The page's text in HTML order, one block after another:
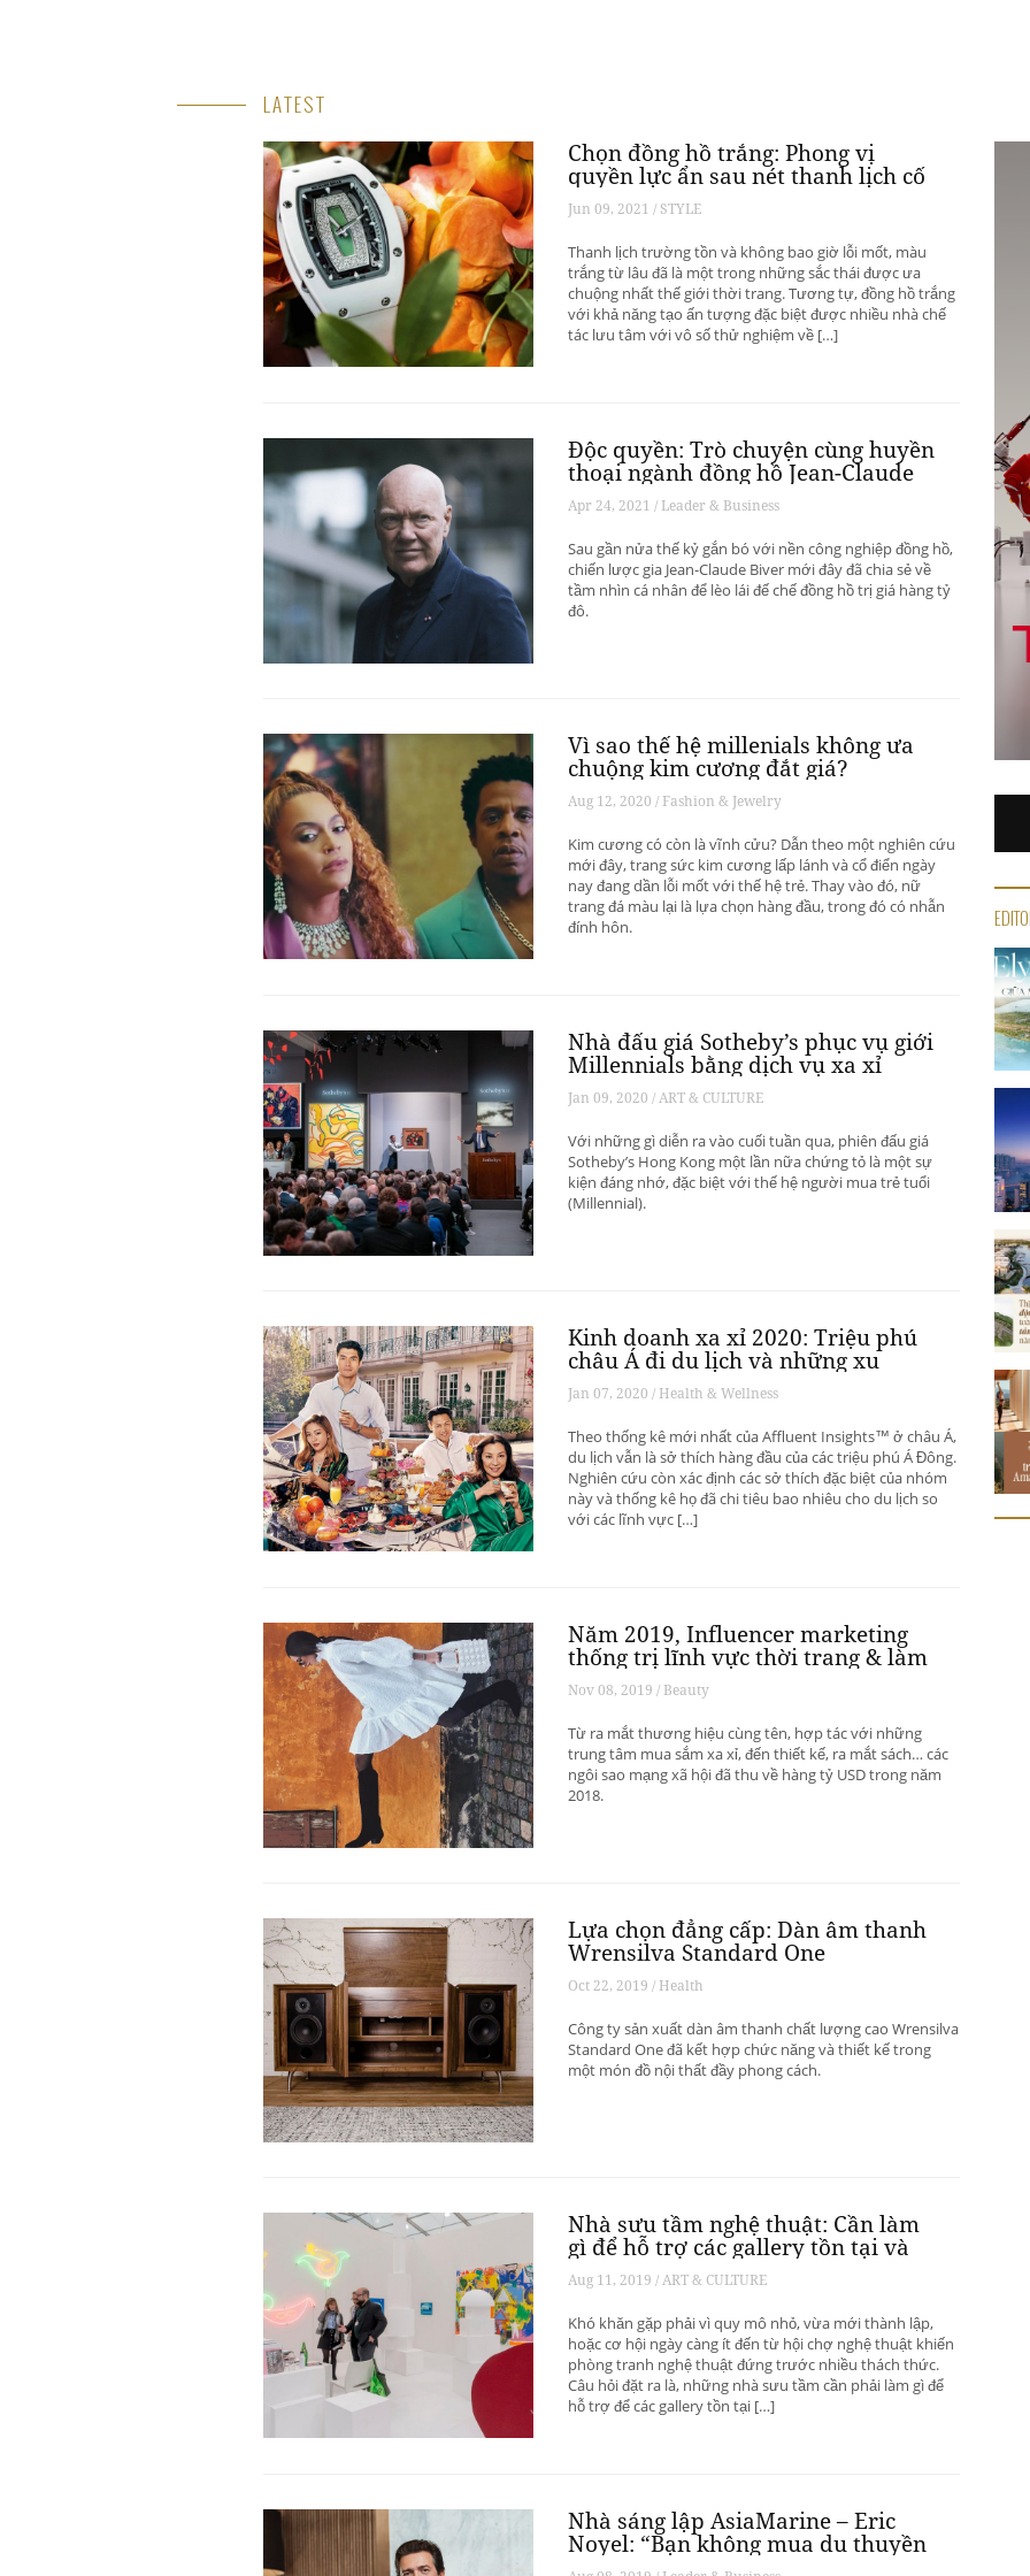
LATEST
Chọn đồng hồ trắng: Phong vị
quyền lực ẩn sau nét thanh lịch cố
hữu
Jun 09, 2021 / STYLE
Thanh lịch trường tồn và không bao giờ lỗi mốt, màu
trắng từ lâu đã là một trong những sắc thái được ưa
chuộng nhất thế giới thời trang. Tương tự, đồng hồ trắng
với khả năng tạo ấn tượng đặc biệt được nhiều nhà chế
tác lưu tâm với vô số thử nghiệm về […]
Độc quyền: Trò chuyện cùng huyền
thoại ngành đồng hồ Jean-Claude
Biver
Apr 24, 2021 / Leader & Business
Sau gần nửa thế kỷ gắn bó với nền công nghiệp đồng hồ,
chiến lược gia Jean-Claude Biver mới đây đã chia sẻ về
tầm nhìn cá nhân để lèo lái đế chế đồng hồ trị giá hàng tỷ
đô.
Vì sao thế hệ millenials không ưa
chuộng kim cương đắt giá?
Aug 12, 2020 / Fashion & Jewelry
Kim cương có còn là vĩnh cửu? Dẫn theo một nghiên cứu
mới đây, trang sức kim cương lấp lánh và cổ điển ngày
nay đang dần lỗi mốt với thế hệ trẻ. Thay vào đó, nữ
trang đá màu lại là lựa chọn hàng đầu, trong đó có nhẫn
đính hôn.
Nhà đấu giá Sotheby’s phục vụ giới
Millennials bằng dịch vụ xa xỉ
Jan 09, 2020 / ART & CULTURE
Với những gì diễn ra vào cuối tuần qua, phiên đấu giá
Sotheby’s Hong Kong một lần nữa chứng tỏ là một sự
kiện đáng nhớ, đặc biệt với thế hệ người mua trẻ tuổi
(Millennial).
Kinh doanh xa xỉ 2020: Triệu phú
châu Á đi du lịch và những xu
hướng có thể thay đổi ngành du
lịch thượng lưu
Jan 07, 2020 / Health & Wellness
Theo thống kê mới nhất của Affluent Insights™ ở châu Á,
du lịch vẫn là sở thích hàng đầu của các triệu phú Á Đông.
Nghiên cứu còn xác định các sở thích đặc biệt của nhóm
này và thống kê họ đã chi tiêu bao nhiêu cho du lịch so
với các lĩnh vực […]
Năm 2019, Influencer marketing
thống trị lĩnh vực thời trang & làm
đẹp
Nov 08, 2019 / Beauty
Từ ra mắt thương hiệu cùng tên, hợp tác với những
trung tâm mua sắm xa xỉ, đến thiết kế, ra mắt sách… các
ngôi sao mạng xã hội đã thu về hàng tỷ USD trong năm
2018.
Lựa chọn đẳng cấp: Dàn âm thanh
Wrensilva Standard One
Oct 22, 2019 / Health
Công ty sản xuất dàn âm thanh chất lượng cao Wrensilva
Standard One đã kết hợp chức năng và thiết kế trong
một món đồ nội thất đầy phong cách.
Nhà sưu tầm nghệ thuật: Cần làm
gì để hỗ trợ các gallery tồn tại và
phát triển? – Phần 1
Aug 11, 2019 / ART & CULTURE
Khó khăn gặp phải vì quy mô nhỏ, vừa mới thành lập,
hoặc cơ hội ngày càng ít đến từ hội chợ nghệ thuật khiến
phòng tranh nghệ thuật đứng trước nhiều thách thức.
Câu hỏi đặt ra là, những nhà sưu tầm cần phải làm gì để
hỗ trợ để các gallery tồn tại […]
Nhà sáng lập AsiaMarine – Eric
Noyel: “Bạn không mua du thuyền
để đầu tư sinh lời”